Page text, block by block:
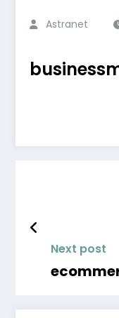
Astranet
Next post